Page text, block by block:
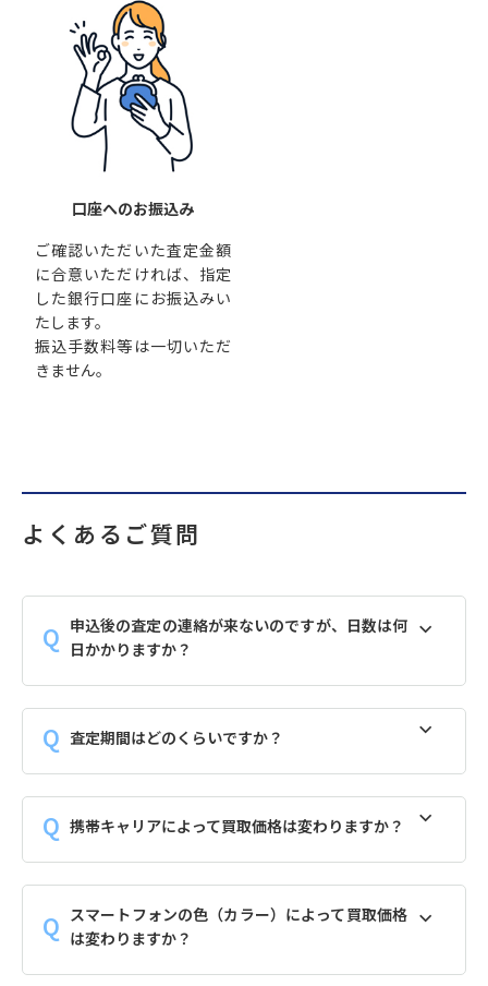
口座へのお振込み
ご確認いただいた査定金額
に合意いただければ、指定
した銀行口座にお振込みい
たします。
振込手数料等は一切いただ
きません。
よくあるご質問
申込後の査定の連絡が来ないのですが、日数は何
日かかりますか？
査定期間はどのくらいですか？
携帯キャリアによって買取価格は変わりますか？
スマートフォンの色（カラー）によって買取価格
は変わりますか？